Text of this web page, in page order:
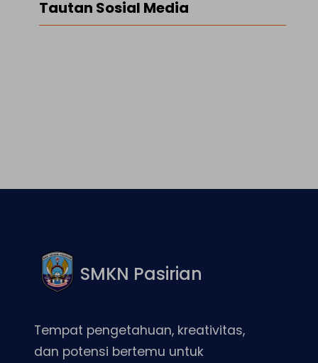
Tautan Sosial Media
SMKN Pasirian
Tempat pengetahuan, kreativitas,
dan potensi bertemu untuk